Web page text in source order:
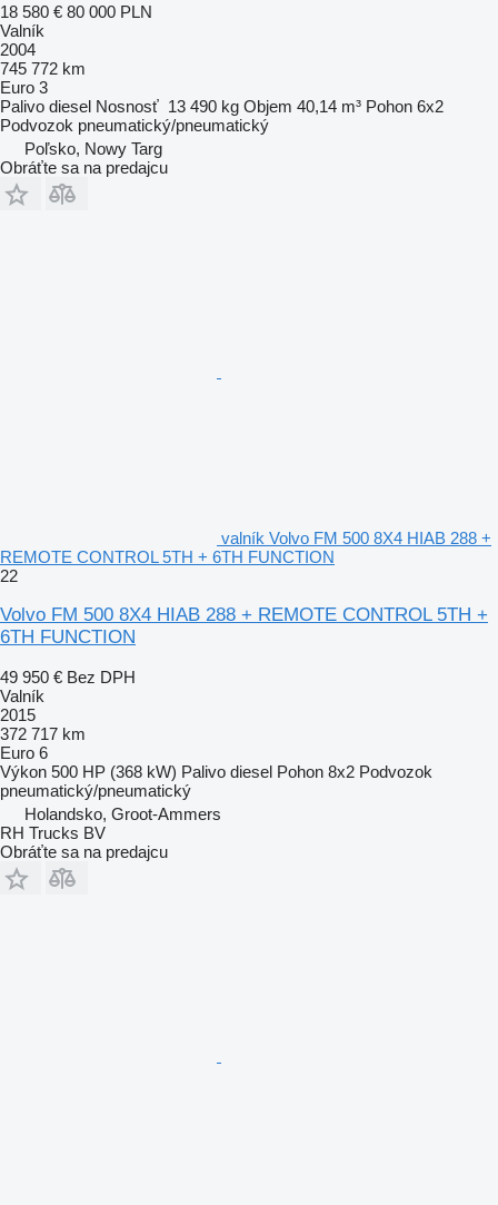
18 580 € 80 000 PLN
Valník
2004
745 772 km
Euro 3
Palivo diesel Nosnosť 13 490 kg Objem 40,14 m³ Pohon 6x2
Podvozok pneumatický/pneumatický
Poľsko, Nowy Targ
Obráťte sa na predajcu
valník Volvo FM 500 8X4 HIAB 288 +
REMOTE CONTROL 5TH + 6TH FUNCTION
22
Volvo FM 500 8X4 HIAB 288 + REMOTE CONTROL 5TH +
6TH FUNCTION
49 950 € Bez DPH
Valník
2015
372 717 km
Euro 6
Výkon 500 HP (368 kW) Palivo diesel Pohon 8x2 Podvozok
pneumatický/pneumatický
Holandsko, Groot-Ammers
RH Trucks BV
Obráťte sa na predajcu